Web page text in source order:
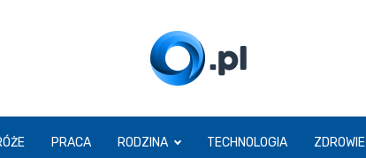
O.pl
PRACA RODZINA TECHNOLOGIA ZDROWIE